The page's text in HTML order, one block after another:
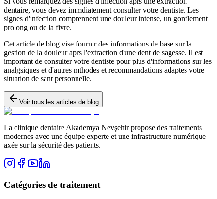
dentaire, vous devez immdiatement consulter votre dentiste. Les
signes d'infection comprennent une douleur intense, un gonflement
prolong ou de la fivre.
Cet article de blog vise fournir des informations de base sur la
gestion de la douleur aprs l'extraction d'une dent de sagesse. Il est
important de consulter votre dentiste pour plus d'informations sur les
analgsiques et d'autres mthodes et recommandations adaptes votre
situation de sant personnelle.
Voir tous les articles de blog
La clinique dentaire Akademya Nevşehir propose des traitements
modernes avec une équipe experte et une infrastructure numérique
axée sur la sécurité des patients.
Catégories de traitement